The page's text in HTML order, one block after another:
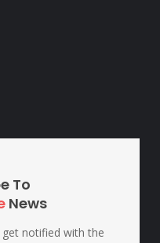
To
News
notified with the